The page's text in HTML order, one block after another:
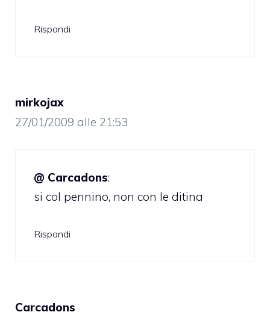
Rispondi
mirkojax
27/01/2009 alle 21:53
@ Carcadons:
si col pennino, non con le ditina
Rispondi
Carcadons